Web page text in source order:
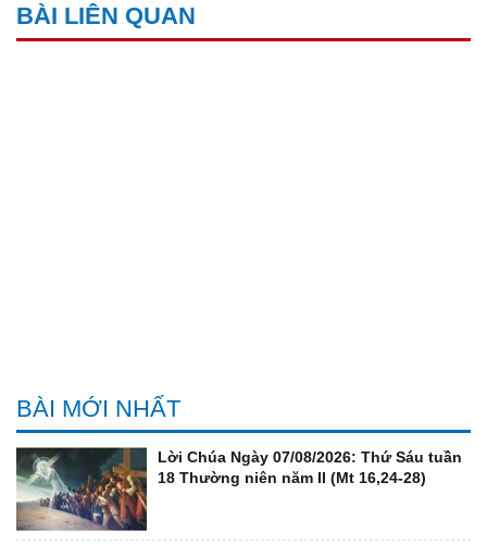
BÀI LIÊN QUAN
BÀI MỚI NHẤT
Lời Chúa Ngày 07/08/2026: Thứ Sáu tuần
18 Thường niên năm II (Mt 16,24-28)